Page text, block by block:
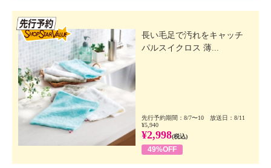
長い毛足で汚れをキャッチ
パルスイクロス 薄...
先行予約期間：8/7〜10 放送日：8/11
¥5,940
¥2,998(税込)
49%OFF